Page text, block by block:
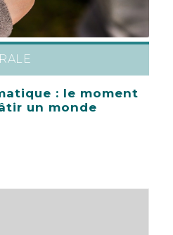
: le moment
un monde